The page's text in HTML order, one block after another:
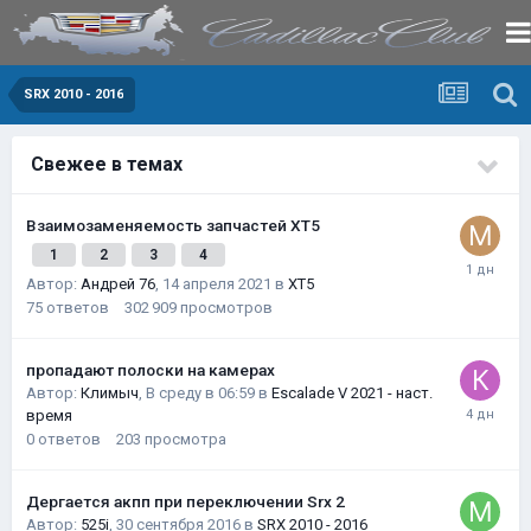
SRX 2010 - 2016
Свежее в темах
Взаимозаменяемость запчастей XT5
1 2 3 4
Автор: Андрей 76, 14 апреля 2021 в XT5
75 ответов 302 909 просмотров
пропадают полоски на камерах
Автор: Климыч, В среду в 06:59 в Escalade V 2021 - наст.
время
0 ответов 203 просмотра
Дергается акпп при переключении Srx 2
Автор: 525i, 30 сентября 2016 в SRX 2010 - 2016